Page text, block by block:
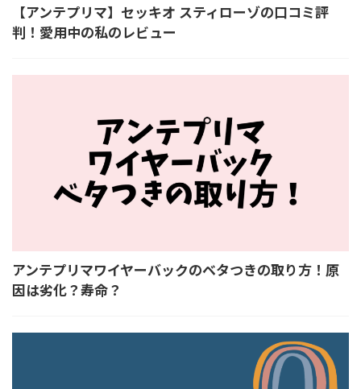
【アンテプリマ】セッキオ スティローゾの口コミ評
判！愛用中の私のレビュー
アンテプリマワイヤーバックのベタつきの取り方！原
因は劣化？寿命？